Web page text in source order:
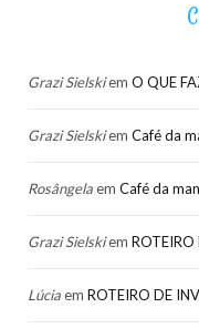
Grazi Sielskiem O QUE
Grazi Sielskiem Café da
Rosângelaem Café da
Grazi Sielskiem ROTEIRO
Lúciaem ROTEIRO DE